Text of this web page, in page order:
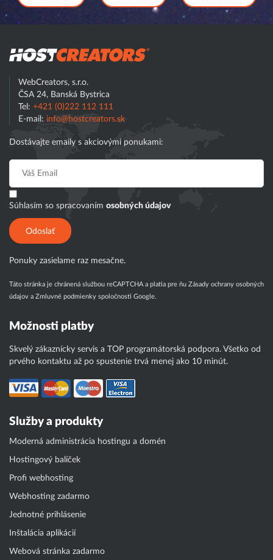
WebCreators, s.r.o.
ČSA 24, Banská Bystrica
Tel: +421 (0)222 112 111
E-mail: info@hostcreators.sk
Dostávajte emaily s akciovými ponukami:
Súhlasím so spracovaním osobných údajov
Odoslať
Ponuky zasielame raz mesačne.
Táto stránka je chránená službou reCAPTCHA a platia pre ňu Zásady ochrany osobných
údajov a Zmluvné podmienky spoločnosti Google.
Možnosti platby
Skvelý zákaznícky servis a TOP programátorská podpora. Všetko od
prvého kontaktu až po spustenie trvá menej ako 10 minút.
Služby a produkty
Moderná administrácia hostingu a domén
Hostingový balíček
Profi webhosting
Webhosting zadarmo
Jednotné prihlásenie
Inštalácia aplikácií
Webová stránka zadarmo